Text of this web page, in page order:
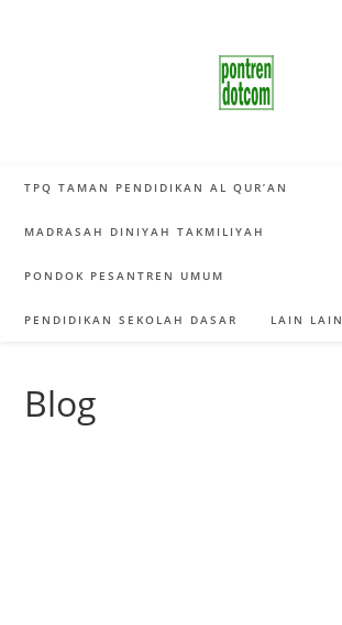
TPQ TAMAN PENDIDIKAN AL QUR’AN
MADRASAH DINIYAH TAKMILIYAH
PONDOK PESANTREN UMUM
PENDIDIKAN SEKOLAH DASAR LAIN LAIN
Blog